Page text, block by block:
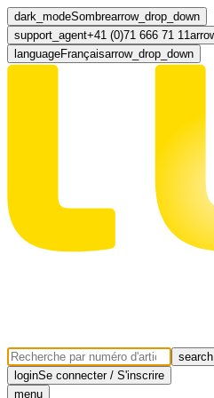
dark_modeSombrearrow_drop_down
support_agent+41 (0)71 666 71 11
languageFrançaisarrow_drop_down
search
loginSe connecter / S'inscrire
menu